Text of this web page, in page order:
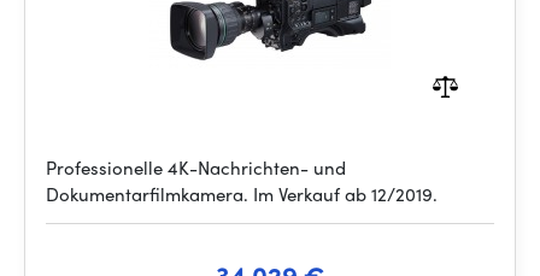
Professionelle 4K-Nachrichten- und
Dokumentarfilmkamera. Im Verkauf ab 12/2019.